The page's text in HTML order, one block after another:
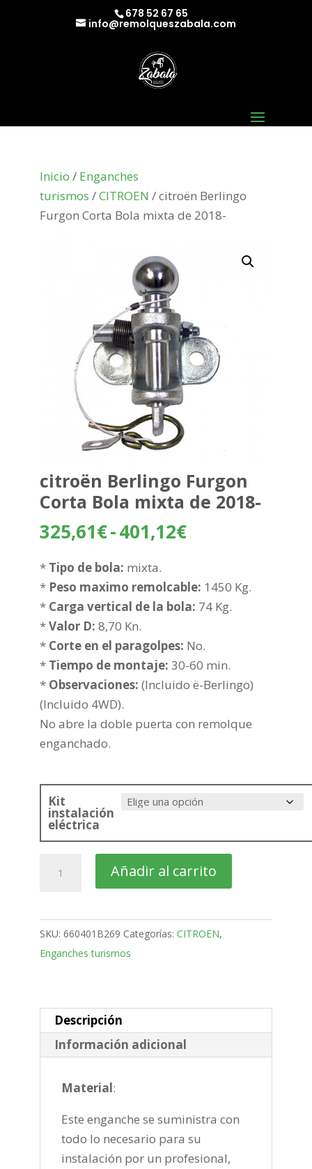
678 52 67 65
info@remolqueszabala.com
Inicio / Enganches
turismos /CITROEN / citroën Berlingo
Furgon Corta Bola mixta de 2018-
citroën Berlingo Furgon
Corta Bola mixta de 2018-
325,61€-401,12€Rango
desde
325,61€
401,12€
* Tipo de bola: mixta.
* Peso maximo remolcable: 1450 Kg.
* Carga vertical de la bola: 74 Kg.
*Valor D: 8,70 Kn.
* Corte en el paragolpes: No.
* Tiempo de montaje: 30-60 min.
* Observaciones: (Incluido ë-Berlingo)
(Incluido 4WD).
No abre la doble puerta con remolque
enganchado.
Kit
instalación
eléctrica
Berlingo
Corta
Bola
mixta
cantidad
Añadir al carrito
SKU: 660401B269 Categorías: CITROEN,
Enganches turismos
Descripción
Información adicional
Material:
Este enganche se suministra con
todo lo necesario para su
instalación por un profesional,